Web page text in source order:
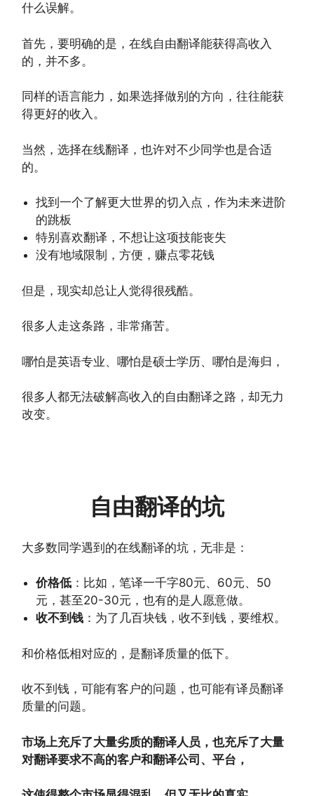
什么误解。
首先，要明确的是，在线自由翻译能获得高收入
的，并不多。
同样的语言能力，如果选择做别的方向，往往能获
得更好的收入。
当然，选择在线翻译，也许对不少同学也是合适
的。
找到一个了解更大世界的切入点，作为未来进阶
的跳板
特别喜欢翻译，不想让这项技能丧失
没有地域限制，方便，赚点零花钱
但是，现实却总让人觉得很残酷。
很多人走这条路，非常痛苦。
哪怕是英语专业、哪怕是硕士学历、哪怕是海归，
很多人都无法破解高收入的自由翻译之路，却无力
改变。
自由翻译的坑
大多数同学遇到的在线翻译的坑，无非是：
价格低 ：比如，笔译一千字80元、60元、50
元，甚至20-30元，也有的是人愿意做。
收不到钱 ：为了几百块钱，收不到钱，要维权。
和价格低相对应的，是翻译质量的低下。
收不到钱，可能有客户的问题，也可能有译员翻译
质量的问题。
市场上充斥了大量劣质的翻译人员，也充斥了大量
对翻译要求不高的客户和翻译公司、平台，